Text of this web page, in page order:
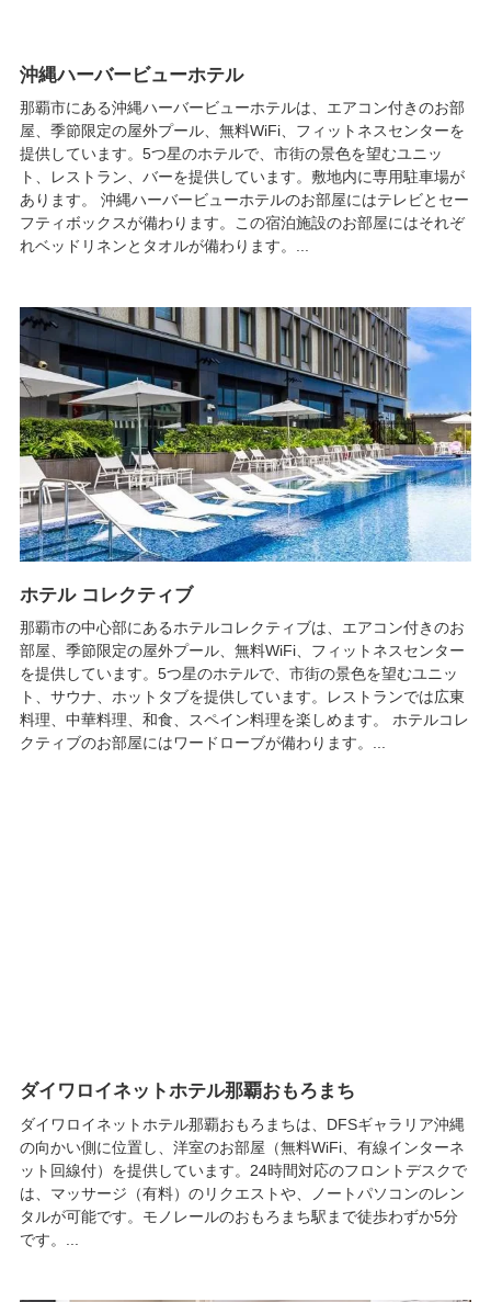
沖縄ハーバービューホテル
那覇市にある沖縄ハーバービューホテルは、エアコン付きのお部
屋、季節限定の屋外プール、無料WiFi、フィットネスセンターを
提供しています。5つ星のホテルで、市街の景色を望むユニッ
ト、レストラン、バーを提供しています。敷地内に専用駐車場が
あります。 沖縄ハーバービューホテルのお部屋にはテレビとセー
フティボックスが備わります。この宿泊施設のお部屋にはそれぞ
れベッドリネンとタオルが備わります。...
ホテル コレクティブ
那覇市の中心部にあるホテルコレクティブは、エアコン付きのお
部屋、季節限定の屋外プール、無料WiFi、フィットネスセンター
を提供しています。5つ星のホテルで、市街の景色を望むユニッ
ト、サウナ、ホットタブを提供しています。レストランでは広東
料理、中華料理、和食、スペイン料理を楽しめます。 ホテルコレ
クティブのお部屋にはワードローブが備わります。...
ダイワロイネットホテル那覇おもろまち
ダイワロイネットホテル那覇おもろまちは、DFSギャラリア沖縄
の向かい側に位置し、洋室のお部屋（無料WiFi、有線インターネ
ット回線付）を提供しています。24時間対応のフロントデスクで
は、マッサージ（有料）のリクエストや、ノートパソコンのレン
タルが可能です。モノレールのおもろまち駅まで徒歩わずか5分
です。...